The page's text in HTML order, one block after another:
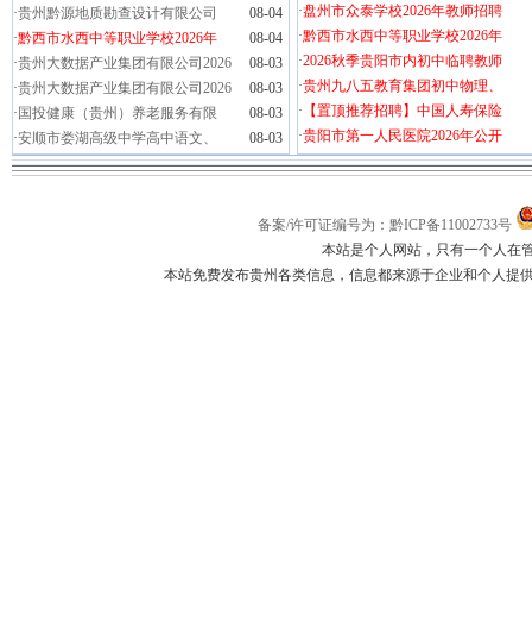
·贵州黔源地质勘查设计有限公司
08-04
·黔西市水西中等职业学校2026年
08-04
·贵州大数据产业集团有限公司2026
08-03
·贵州大数据产业集团有限公司2026
08-03
· 国投健康（贵州）养老服务有限
08-03
·安顺市娄湖高级中学高中语文、 08-03
·盘州市众泰学校2026年教师招聘
·黔西市水西中等职业学校2026年
·2026秋季贵阳市内初中临聘教师
·贵州九八五教育集团初中物理、
· 【置顶推荐招聘】中国人寿保险
·贵阳市第一人民医院2026年公开
备案/许可证编号为：黔ICP备11002733号
本站是个人网站，只有一个人在
本站免费发布贵州各类信息，信息都来源于企业和个人提